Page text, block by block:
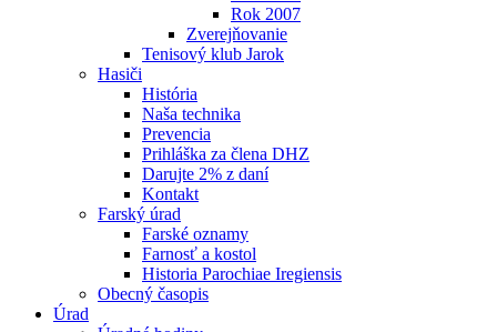
Rok 2007
Zverejňovanie
Tenisový klub Jarok
Hasiči
História
Naša technika
Prevencia
Prihláška za člena DHZ
Darujte 2% z daní
Kontakt
Farský úrad
Farské oznamy
Farnosť a kostol
Historia Parochiae Iregiensis
Obecný časopis
Úrad